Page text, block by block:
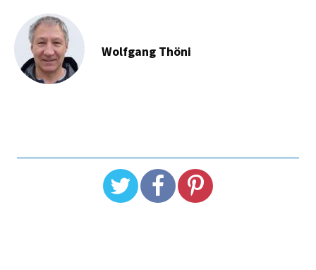
Wolfgang Thöni